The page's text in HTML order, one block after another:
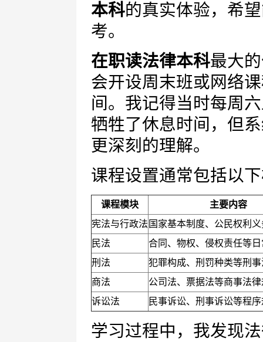
本科的真实体验，希
考。
在职读法律本科最大
会开设周末班或网络
间。我记得当时每周
牺牲了休息时间，但
更深刻的理解。
课程设置通常包括以
课程模块
主要内容
宪法与行政法 国家基本制度、公民权利
民法
合同、物权、侵权责任等
刑法
犯罪构成、刑罚种类等刑
商法
公司法、票据法等商事法
诉讼法
民事诉讼、刑事诉讼等程
学习过程中，我发现